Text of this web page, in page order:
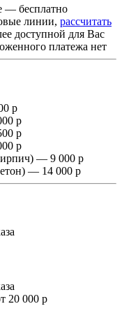
— бесплатно
линии, рассчитать
доступной для Вас
платежа нет
р
р
р
р
— 9 000 р
— 14 000 р
20 000 р